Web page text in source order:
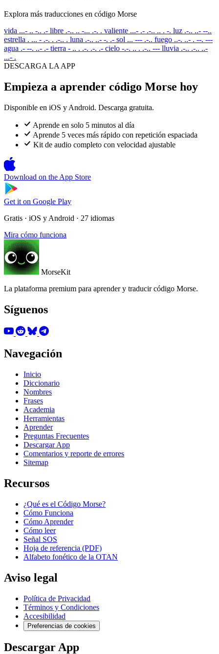
Explora más traducciones en código Morse
vida ...- .. -.. .- libre .-.. .. -... .-. . valiente ...- .- .-.. .. . -. luz .-.. ..- --..
estrella . ... - .-. . .-.. . luna .-.. ..- -. .- sol ... --- .-.. fuego ..-. ..- . --. ---
agua .- --. ..- .- tierra - .. . .-. .-. .- cielo -.-. .. . .-.. --- lluvia .-.. .-.. ..-
...- .
DESCARGA LA APP
Empieza a aprender código Morse hoy
Disponible en iOS y Android. Descarga gratuita.
Aprende en solo 5 minutos al día
Aprende 5 veces más rápido con repetición espaciada
Kit de audio completo con velocidad ajustable
Download on the App Store
Get it on Google Play
Gratis · iOS y Android · 27 idiomas
Mira cómo funciona
MorseKit
La plataforma premium para aprender y traducir código Morse.
Síguenos
Navegación
Inicio
Diccionario
Nombres
Frases
Academia
Herramientas
Aprender
Preguntas Frecuentes
Descargar App
Comentarios y reporte de errores
Sitemap
Recursos
¿Qué es el Código Morse?
Cómo Funciona
Cómo Aprender
Cómo leer
Señal SOS
Hoja de referencia (PDF)
Alfabeto fonético de la OTAN
Aviso legal
Política de Privacidad
Términos y Condiciones
Accesibilidad
Preferencias de cookies
Descargar App